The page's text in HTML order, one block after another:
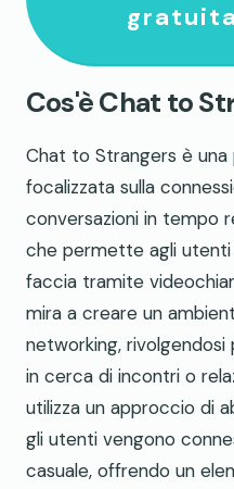
Cos'è Chat to
Chat to Strangers è
focalizzata sulla
conversazioni in tempo
che permette agli
faccia tramite
mira a creare un
networking,
in cerca di incontri o
utilizza un approccio di
gli utenti vengono
casuale, offrendo un